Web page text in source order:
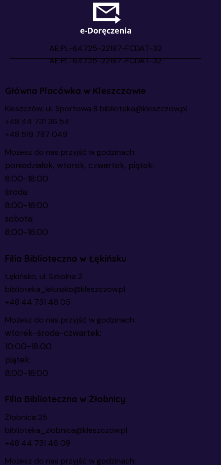
Główna Placówka w Kleszczowie
Kleszczów, ul. Sportowa 8 biblioteka@kleszczow.pl
+48 44 731 36 54
+48 519 787 049
Możesz do nas przyjść w godzinach:
poniedziałek, wtorek, czwartek, piątek:
8:00-18:00
środa:
8:00-16:00
sobota:
8:00-16:00
Filia Biblioteczna w Łękińsku
Łękińsko, ul. Szkolna 2
biblioteka_lekinsko@kleszczow.pl
+48 44 731 46 05
Możesz do nas przyjść w godzinach:
wtorek-środa-czwartek:
10:00-18:00
piątek:
8:00-16:00
Filia Biblioteczna w Żłobnicy
Żłobnica 25
biblioteka_zlobnica@kleszczow.pl
+48 44 731 46 09
Możesz do nas przyjść w godzinach: